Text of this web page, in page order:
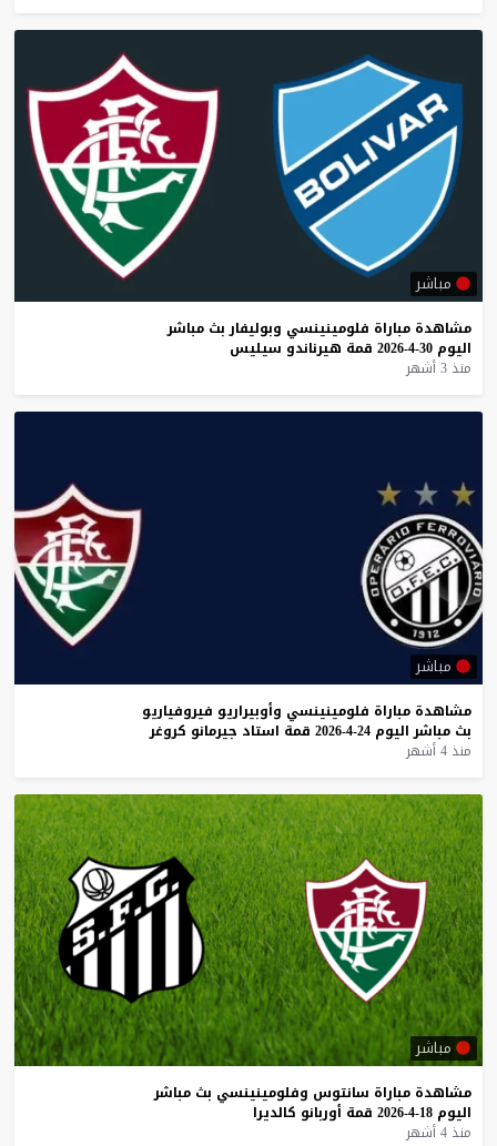
مباشر
مشاهدة مباراة فلومينينسي وبوليفار بث مباشر
اليوم 30-4-2026 قمة هيرناندو سيليس
منذ 3 أشهر
مباشر
مشاهدة مباراة فلومينينسي وأوبيراريو فيروفياريو
بث مباشر اليوم 24-4-2026 قمة استاد جيرمانو كروغر
منذ 4 أشهر
مباشر
مشاهدة مباراة سانتوس وفلومينينسي بث مباشر
اليوم 18-4-2026 قمة أوربانو كالديرا
منذ 4 أشهر